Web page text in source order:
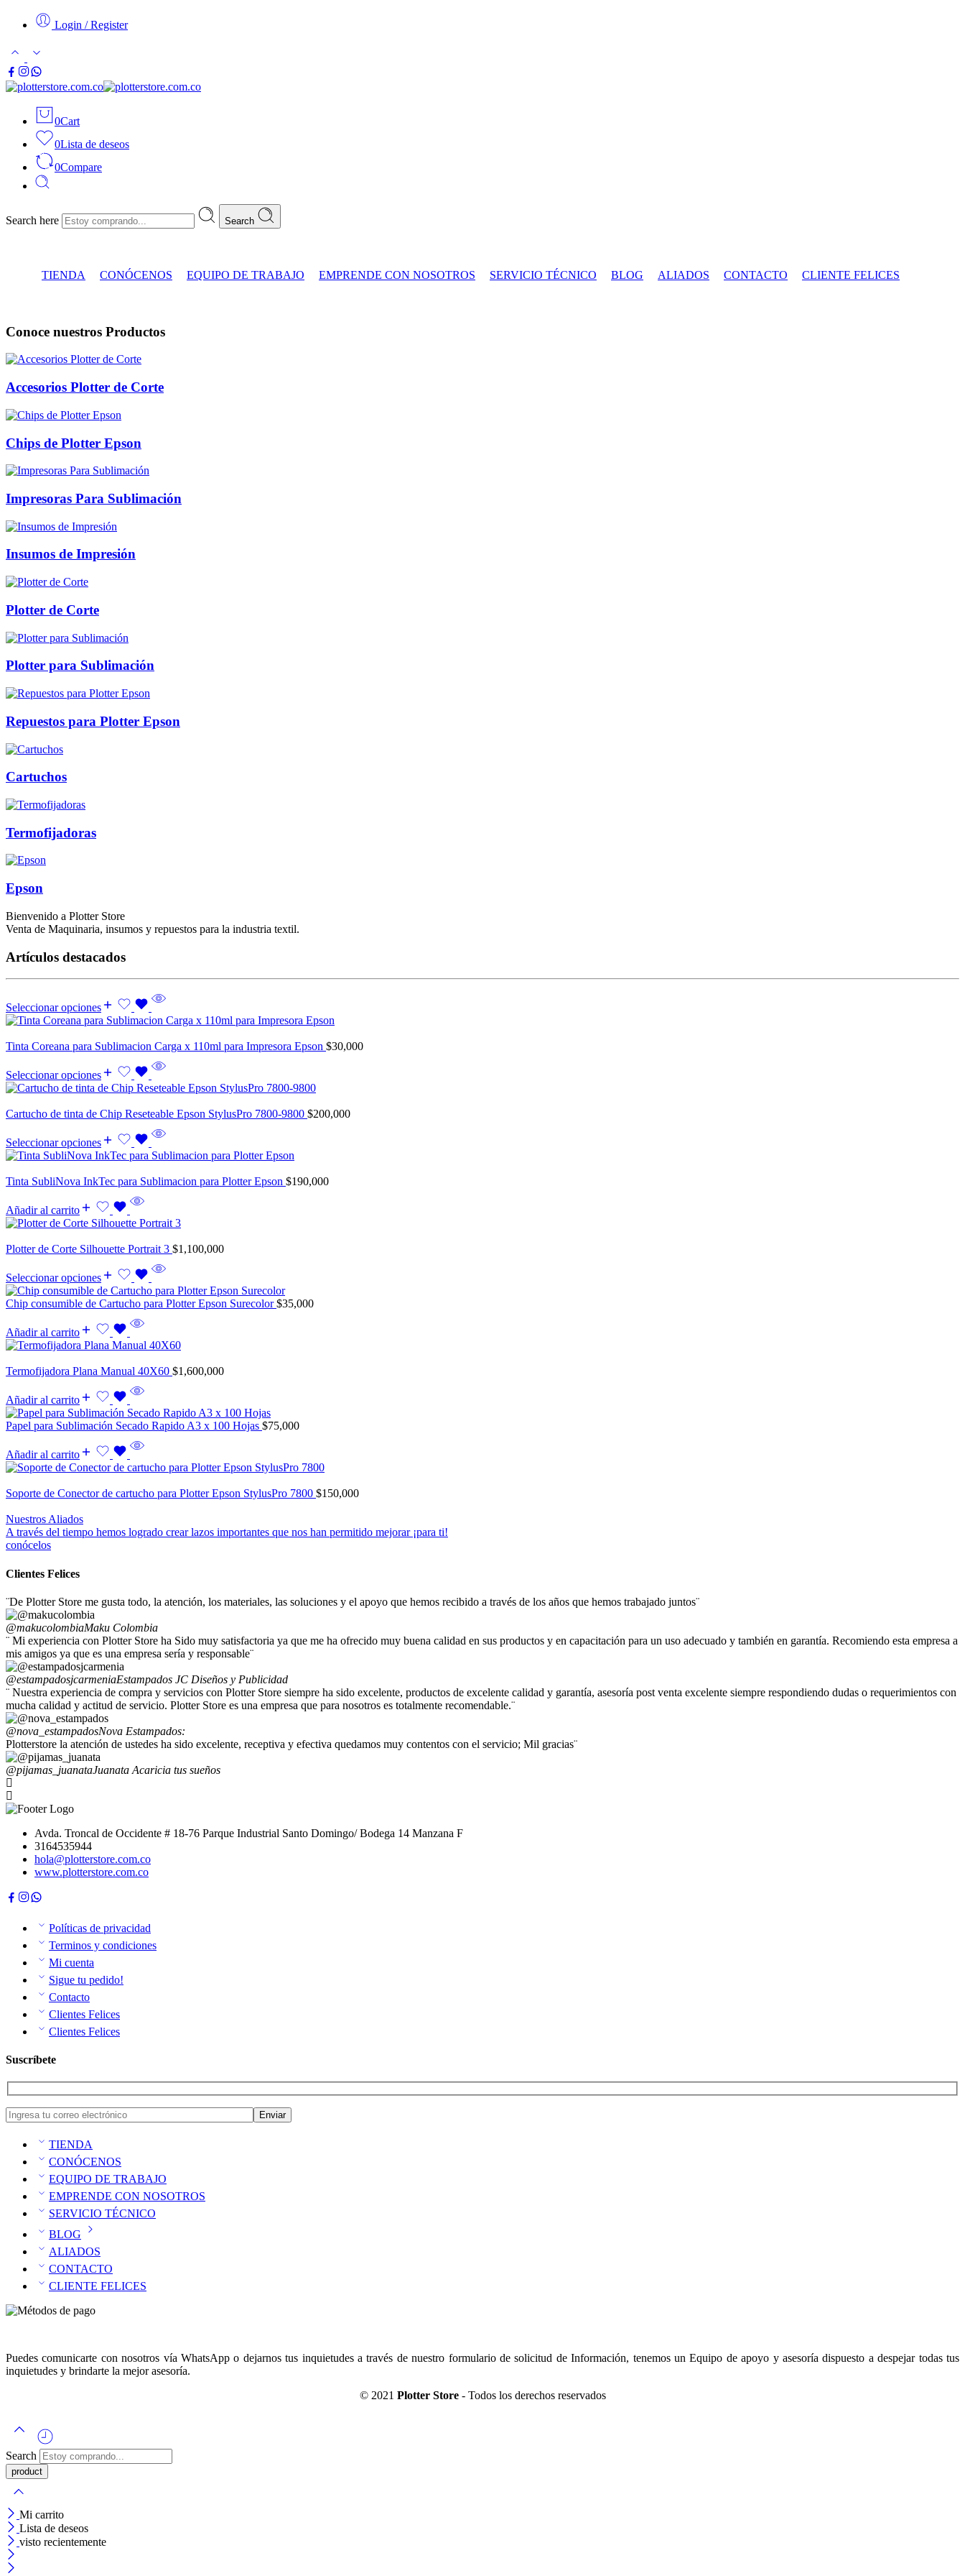
Login / Register
0Cart
0Lista de deseos
0Compare
Search here Search
TIENDA CONÓCENOS EQUIPO DE TRABAJO EMPRENDE CON NOSOTROS SERVICIO TÉCNICO BLOG ALIADOS CONTACTO CLIENTE FELICES
Conoce nuestros Productos
Accesorios Plotter de Corte
Chips de Plotter Epson
Impresoras Para Sublimación
Insumos de Impresión
Plotter de Corte
Plotter para Sublimación
Repuestos para Plotter Epson
Cartuchos
Termofijadoras
Epson
Bienvenido a Plotter Store
Venta de Maquinaria, insumos y repuestos para la industria textil.
Artículos destacados
Seleccionar opciones
Tinta Coreana para Sublimacion Carga x 110ml para Impresora Epson $30,000
Seleccionar opciones
Cartucho de tinta de Chip Reseteable Epson StylusPro 7800-9800 $200,000
Seleccionar opciones
Tinta SubliNova InkTec para Sublimacion para Plotter Epson $190,000
Añadir al carrito
Plotter de Corte Silhouette Portrait 3 $1,100,000
Seleccionar opciones
Chip consumible de Cartucho para Plotter Epson Surecolor$35,000
Añadir al carrito
Termofijadora Plana Manual 40X60 $1,600,000
Añadir al carrito
Papel para Sublimación Secado Rapido A3 x 100 Hojas $75,000
Añadir al carrito
Soporte de Conector de cartucho para Plotter Epson StylusPro 7800 $150,000
Nuestros Aliados
A través del tiempo hemos logrado crear lazos importantes que nos han permitido mejorar ¡para ti!
conócelos
Clientes Felices
¨De Plotter Store me gusta todo, la atención, los materiales, las soluciones y el apoyo que hemos recibido a través de los años que hemos trabajado juntos¨
@makucolombiaMaku Colombia
¨ Mi experiencia con Plotter Store ha Sido muy satisfactoria ya que me ha ofrecido muy buena calidad en sus productos y en capacitación para un uso adecuado y también en garantía. Recomiendo esta empresa a
mis amigos ya que es una empresa sería y responsable¨
@estampadosjcarmeniaEstampados JC Diseños y Publicidad
¨ Nuestra experiencia de compra y servicios con Plotter Store siempre ha sido excelente, productos de excelente calidad y garantía, asesoría post venta excelente siempre respondiendo dudas o requerimientos con
mucha calidad y actitud de servicio. Plotter Store es una empresa que para nosotros es totalmente recomendable.¨
@nova_estampadosNova Estampados:
Plotterstore la atención de ustedes ha sido excelente, receptiva y efectiva quedamos muy contentos con el servicio; Mil gracias¨
@pijamas_juanataJuanata Acaricia tus sueños
Avda. Troncal de Occidente # 18-76 Parque Industrial Santo Domingo/ Bodega 14 Manzana F
3164535944
hola@plotterstore.com.co
www.plotterstore.com.co
Políticas de privacidad
Terminos y condiciones
Mi cuenta
Sigue tu pedido!
Contacto
Clientes Felices
Clientes Felices
Suscríbete
TIENDA
CONÓCENOS
EQUIPO DE TRABAJO
EMPRENDE CON NOSOTROS
SERVICIO TÉCNICO
BLOG
ALIADOS
CONTACTO
CLIENTE FELICES
Puedes comunicarte con nosotros vía WhatsApp o dejarnos tus inquietudes a través de nuestro formulario de solicitud de Información, tenemos un Equipo de apoyo y asesoría dispuesto a despejar todas tus
inquietudes y brindarte la mejor asesoría.
© 2021 Plotter Store- Todos los derechos reservados
Search
Mi carrito
Lista de deseos
visto recientemente